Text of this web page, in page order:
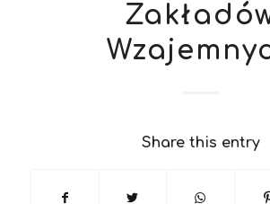
Share this entry